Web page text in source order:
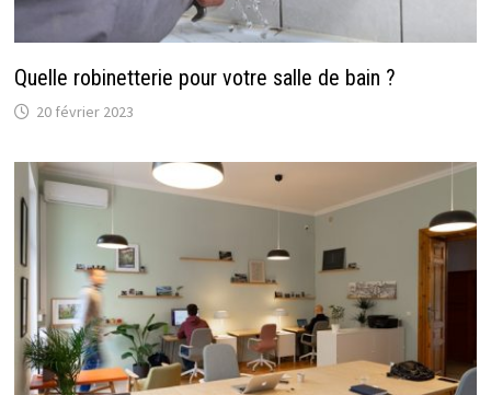
Quelle robinetterie pour votre salle de bain ?
20 février 2023